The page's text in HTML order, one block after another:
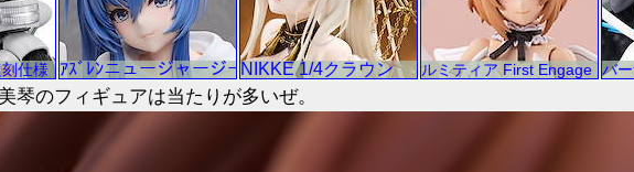
美琴のフィギュアは当たりが多いぜ。